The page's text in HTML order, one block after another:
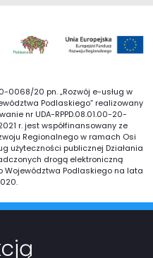
0068/20 pn. „Rozwój e-usług w
Podlaskiego” realizowany
nr UDA-RPPD.08.01.00-20-
r. jest współfinansowany ze
Regionalnego w ramach Osi
użyteczności publicznej Działania
drogą elektroniczną
Województwa Podlaskiego na lata